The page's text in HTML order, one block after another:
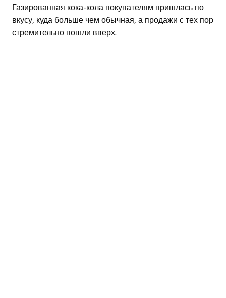
Газированная кока-кола покупателям пришлась по
вкусу, куда больше чем обычная, а продажи с тех пор
стремительно пошли вверх.